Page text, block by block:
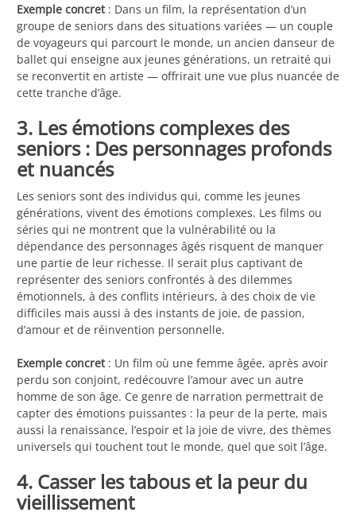
Exemple concret: Dans un film, la représentation d’un
groupe de seniors dans des situations variées — un couple
de voyageurs qui parcourt le monde, un ancien danseur de
ballet qui enseigne aux jeunes générations, un retraité qui
se reconvertit en artiste — offrirait une vue plus nuancée de
cette tranche d’âge.
3. Les émotions complexes des
seniors : Des personnages profonds
et nuancés
Les seniors sont des individus qui, comme les jeunes
générations, vivent des émotions complexes. Les films ou
séries qui ne montrent que la vulnérabilité ou la
dépendance des personnages âgés risquent de manquer
une partie de leur richesse. Il serait plus captivant de
représenter des seniors confrontés à des dilemmes
émotionnels, à des conflits intérieurs, à des choix de vie
difficiles mais aussi à des instants de joie, de passion,
d’amour et de réinvention personnelle.
Exemple concret: Un film où une femme âgée, après avoir
perdu son conjoint, redécouvre l’amour avec un autre
homme de son âge. Ce genre de narration permettrait de
capter des émotions puissantes : la peur de la perte, mais
aussi la renaissance, l’espoir et la joie de vivre, des thèmes
universels qui touchent tout le monde, quel que soit l’âge.
4. Casser les tabous et la peur du
vieillissement